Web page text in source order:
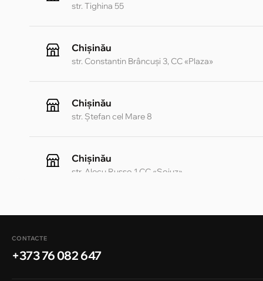
str. Tighina 55
Chișinău
str. Constantin Brâncuși 3, CC «Plaza»
Chișinău
str. Ștefan cel Mare 8
Chișinău
str. Alecu Russo 1 CC «Soiuz»
Chișinău
CONTACTE
+373 76 082 647